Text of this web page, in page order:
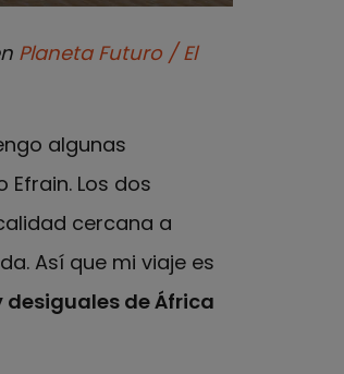
Planeta Futuro / El
algunas
Los dos
cercana a
Así que mi viaje es
de África